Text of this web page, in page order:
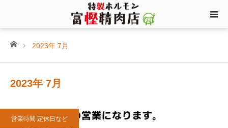
ホーム2023年 7月
2023年 7月
営業時間 定休日など